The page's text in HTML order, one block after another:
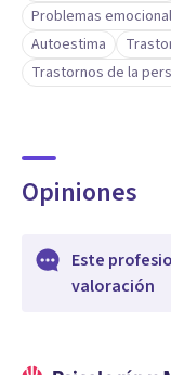
Problemas
Autoestima
Trastornos de la
Opiniones
Este
valoración